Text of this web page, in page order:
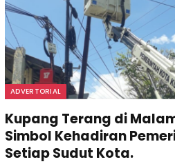
ADVERTORIAL
Kupang Terang di
Simbol Kehadiran
Setiap Sudut Kota.